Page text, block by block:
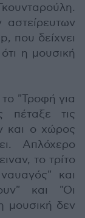
αστείρευτων
που δείχνει
η μουσική
"Τροφή για
πέταξε τις
και ο χώρος
Απλόχερο
το τρίτο
και
και "Οι
μουσική δεν